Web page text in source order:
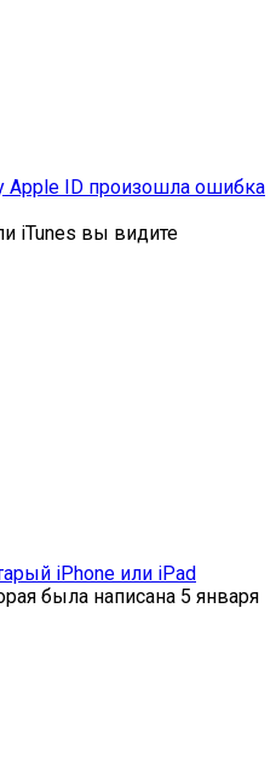
Apple ID произошла ошибка
iTunes вы видите
iPhone или iPad
была написана 5 января